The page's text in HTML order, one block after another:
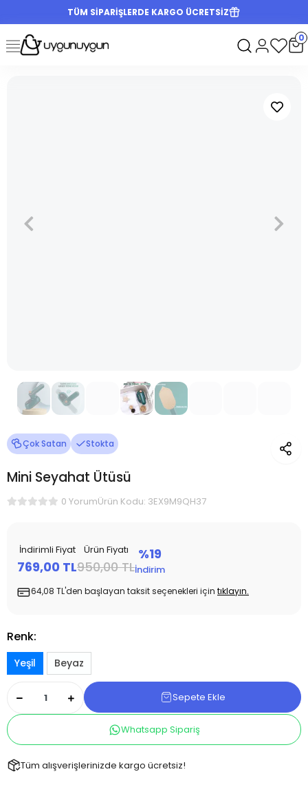
TÜM SİPARİŞLERDE KARGO ÜCRETSİZ
0
Çok Satan Stokta
Mini Seyahat Ütüsü
0 YorumÜrün Kodu: 3EX9M9QH37
İndirimli Fiyat
769,00 TL
Ürün Fiyatı
950,00 TL
%19
İndirim
64,08 TL'den başlayan taksit seçenekleri için tıklayın.
Renk:
Yeşil Beyaz
Sepete Ekle
Whatsapp Sipariş
Tüm alışverişlerinizde kargo ücretsiz!